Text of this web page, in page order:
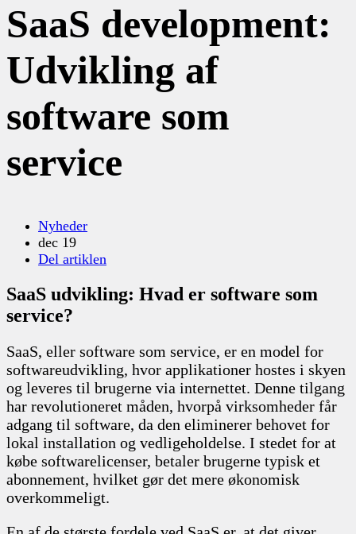
SaaS development:
Udvikling af
software som
service
Nyheder
dec 19
Del artiklen
SaaS udvikling: Hvad er software som
service?
SaaS, eller software som service, er en model for
softwareudvikling, hvor applikationer hostes i skyen
og leveres til brugerne via internettet. Denne tilgang
har revolutioneret måden, hvorpå virksomheder får
adgang til software, da den eliminerer behovet for
lokal installation og vedligeholdelse. I stedet for at
købe softwarelicenser, betaler brugerne typisk et
abonnement, hvilket gør det mere økonomisk
overkommeligt.